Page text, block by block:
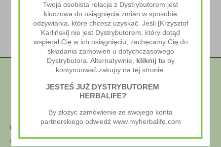
Wellness Styl
ul. Głuszca 25
Twoja osobista relacja z Dystrybutorem jest
kluczowa do osiągnięcia zmian w sposobie
odżywiania, które chcesz uzyskać. Jeśli [Krzysztof
Karliński] nie jest Dystrybutorem, który dotąd
wspierał Cię w ich osiągnięciu, zachęcamy Cię do
składania zamówień u dotychczasowego
Dystrybutora. Alternatywnie, kliknij tu by
kontynuować zakupy na tej stronie.
JESTEŚ JUŻ DYSTRYBUTOREM
HERBALIFE?
By złożyc zamówienie ze swojego konta
partnerskiego odwiedź www.myherbalife.com